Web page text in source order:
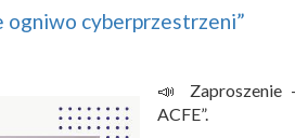
ogniwo cyberprzestrzeni”
📣 Zaproszenie
ACFE”.